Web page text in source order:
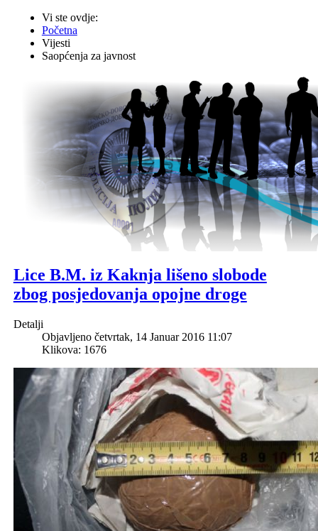
Vi ste ovdje:
Početna
Vijesti
Saopćenja za javnost
Lice B.M. iz Kaknja lišeno slobode
zbog posjedovanja opojne droge
Detalji
Objavljeno četvrtak, 14 Januar 2016 11:07
Klikova: 1676